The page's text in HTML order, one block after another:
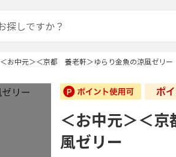
＜お中元＞＜京都 養老軒＞ゆらり金魚の涼風ゼリー
＜お中元＞＜
風ゼリー